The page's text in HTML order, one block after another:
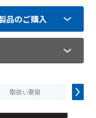
品のご購入
取扱い要領